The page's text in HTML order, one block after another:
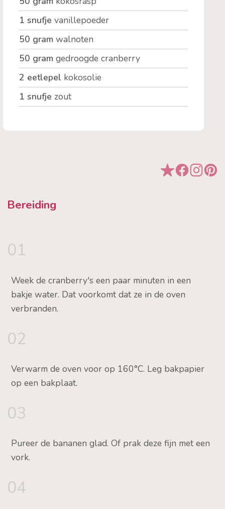
1 snufje vanillepoeder
50 gram walnoten
50 gram gedroogde cranberry
2 eetlepel kokosolie
1 snufje zout
Bereiding
01
Week de cranberry's een paar minuten in een
bakje water. Dat voorkomt dat ze in de oven
verbranden.
02
Verwarm de oven voor op 160°C. Leg bakpapier
op een bakplaat.
03
Pureer de bananen glad. Of prak deze fijn met een
vork.
04